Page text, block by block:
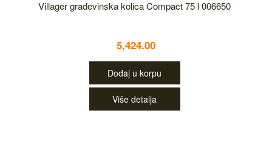
Villager građevinska kolica Compact 75 l 006650
5,424.00
Dodaj u korpu
Više detalja